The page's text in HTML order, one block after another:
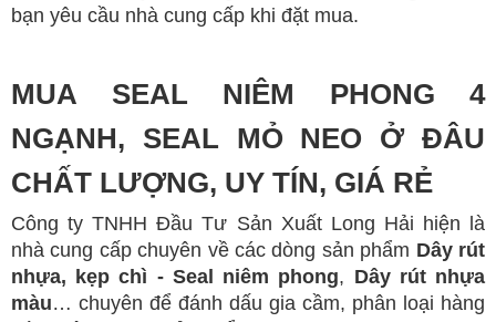
bạn yêu cầu nhà cung cấp khi đặt mua.
MUA SEAL NIÊM PHONG 4
NGẠNH, SEAL MỎ NEO Ở ĐÂU
CHẤT LƯỢNG, UY TÍN, GIÁ RẺ
Công ty TNHH Đầu Tư Sản Xuất Long Hải hiện là
nhà cung cấp chuyên về các dòng sản phẩm Dây rút
nhựa, kẹp chì - Seal niêm phong, Dây rút nhựa
màu… chuyên để đánh dấu gia cầm, phân loại hàng